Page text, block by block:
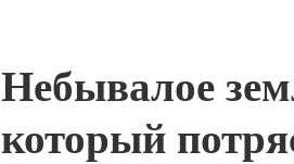
Небывалое
который